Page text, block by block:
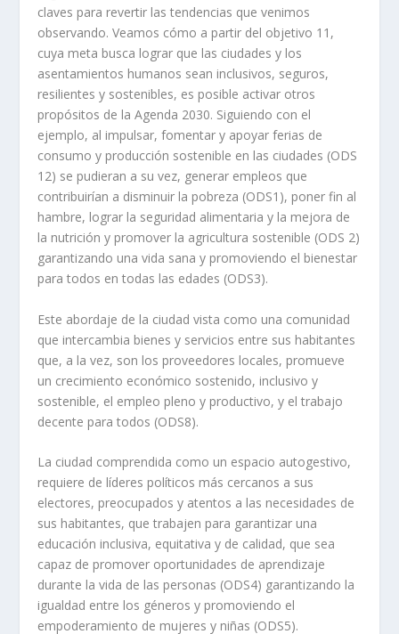
claves para revertir las tendencias que venimos
observando. Veamos cómo a partir del objetivo 11,
cuya meta busca lograr que las ciudades y los
asentamientos humanos sean inclusivos, seguros,
resilientes y sostenibles, es posible activar otros
propósitos de la Agenda 2030. Siguiendo con el
ejemplo, al impulsar, fomentar y apoyar ferias de
consumo y producción sostenible en las ciudades (ODS
12) se pudieran a su vez, generar empleos que
contribuirían a disminuir la pobreza (ODS1), poner fin al
hambre, lograr la seguridad alimentaria y la mejora de
la nutrición y promover la agricultura sostenible (ODS 2)
garantizando una vida sana y promoviendo el bienestar
para todos en todas las edades (ODS3).
Este abordaje de la ciudad vista como una comunidad
que intercambia bienes y servicios entre sus habitantes
que, a la vez, son los proveedores locales, promueve
un crecimiento económico sostenido, inclusivo y
sostenible, el empleo pleno y productivo, y el trabajo
decente para todos (ODS8).
La ciudad comprendida como un espacio autogestivo,
requiere de líderes políticos más cercanos a sus
electores, preocupados y atentos a las necesidades de
sus habitantes, que trabajen para garantizar una
educación inclusiva, equitativa y de calidad, que sea
capaz de promover oportunidades de aprendizaje
durante la vida de las personas (ODS4) garantizando la
igualdad entre los géneros y promoviendo el
empoderamiento de mujeres y niñas (ODS5).